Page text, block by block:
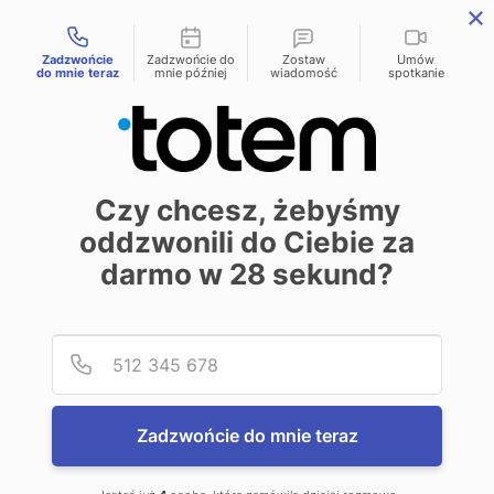
Zadzwońcie
do mnie teraz
Zadzwońcie do
mnie później
Zostaw
wiadomość
Umów
spotkanie
Czy chcesz, żebyśmy
oddzwonili do Ciebie za
darmo w 28 sekund?
Zadzwońcie do mnie teraz